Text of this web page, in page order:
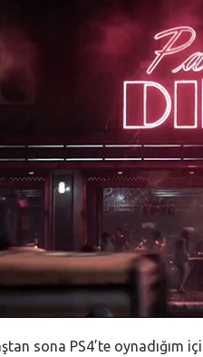
sona PS4’te oynadığım